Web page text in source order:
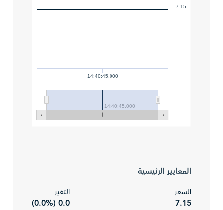
14:40:45.000
14:40:45.000
7.15
المعايير الرئيسية
السعر
7.15
التغير
0.0 (0.0%)